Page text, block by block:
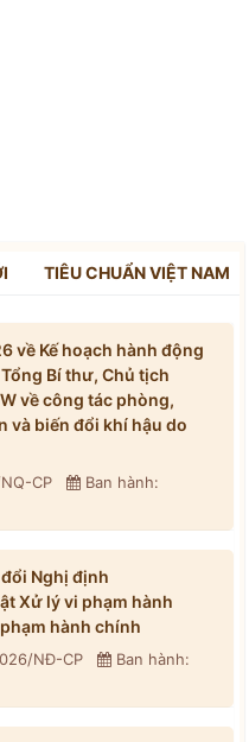
TIÊU CHUẨN VIỆT NAM
về Kế hoạch hành động
Bí thư, Chủ tịch
về công tác phòng,
và biến đổi khí hậu do
CP
Ban hành:
Nghị định
Xử lý vi phạm hành
hành chính
NĐ-CP
Ban hành: